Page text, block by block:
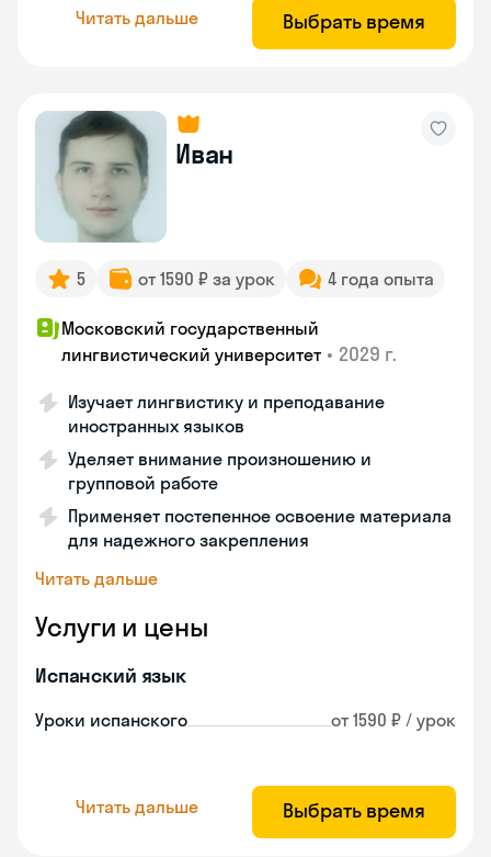
Читать дальше Выбрать время
Иван
5 от 1590 ₽ за урок 4 года опыта
Московский государственный
лингвистический университет • 2029 г.
Изучает лингвистику и преподавание
иностранных языков
Уделяет внимание произношению и
групповой работе
Применяет постепенное освоение материала
для надежного закрепления
Читать дальше
Услуги и цены
Испанский язык
Уроки испанского от 1590 ₽ / урок
Читать дальше Выбрать время